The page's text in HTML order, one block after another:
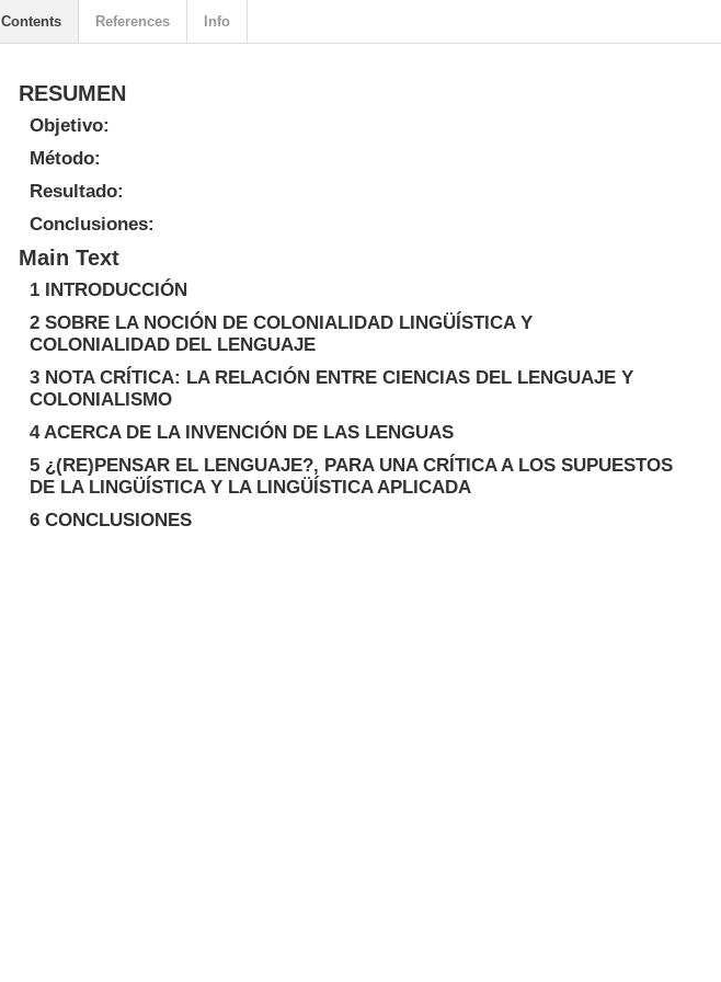
RESUMEN
Objetivo:
Método:
Resultado:
Conclusiones:
Main Text
1 INTRODUCCIÓN
2 SOBRE LA NOCIÓN DE COLONIALIDAD LINGÜÍSTICA Y
COLONIALIDAD DEL LENGUAJE
3 NOTA CRÍTICA: LA RELACIÓN ENTRE CIENCIAS DEL LENGUAJE Y
COLONIALISMO
4 ACERCA DE LA INVENCIÓN DE LAS LENGUAS
5 ¿(RE)PENSAR EL LENGUAJE?, PARA UNA CRÍTICA A LOS SUPUESTOS
DE LA LINGÜÍSTICA Y LA LINGÜÍSTICA APLICADA
6 CONCLUSIONES
Contents References Info